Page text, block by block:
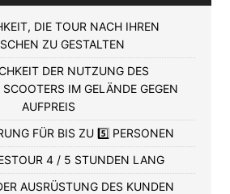
DIE TOUR NACH IHREN
ZU GESTALTEN
DER NUTZUNG DES
IM GELÄNDE GEGEN
AUFPREIS
FÜR BIS ZU 5️⃣ PERSONEN
4 / 5 STUNDEN LANG
AUSRÜSTUNG DES KUNDEN